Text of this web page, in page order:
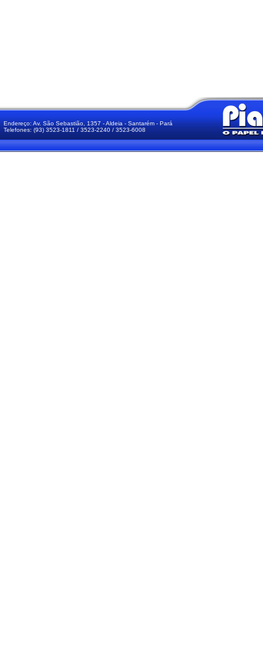
Endereço: Av. São Sebastião, 1357 - Aldeia - Santarém - Pará
Telefones: (93) 3523-1811 / 3523-2240 / 3523-6008